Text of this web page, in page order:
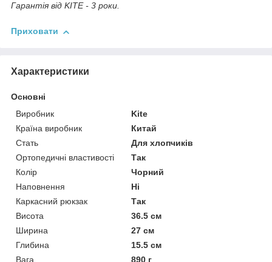
Гарантія від KITE - 3 роки.
Приховати
Характеристики
Основні
Виробник
Kite
Країна виробник
Китай
Стать
Для хлопчиків
Ортопедичні властивості
Так
Колір
Чорний
Наповнення
Ні
Каркасний рюкзак
Так
Висота
36.5 см
Ширина
27 см
Глибина
15.5 см
Вага
890 г